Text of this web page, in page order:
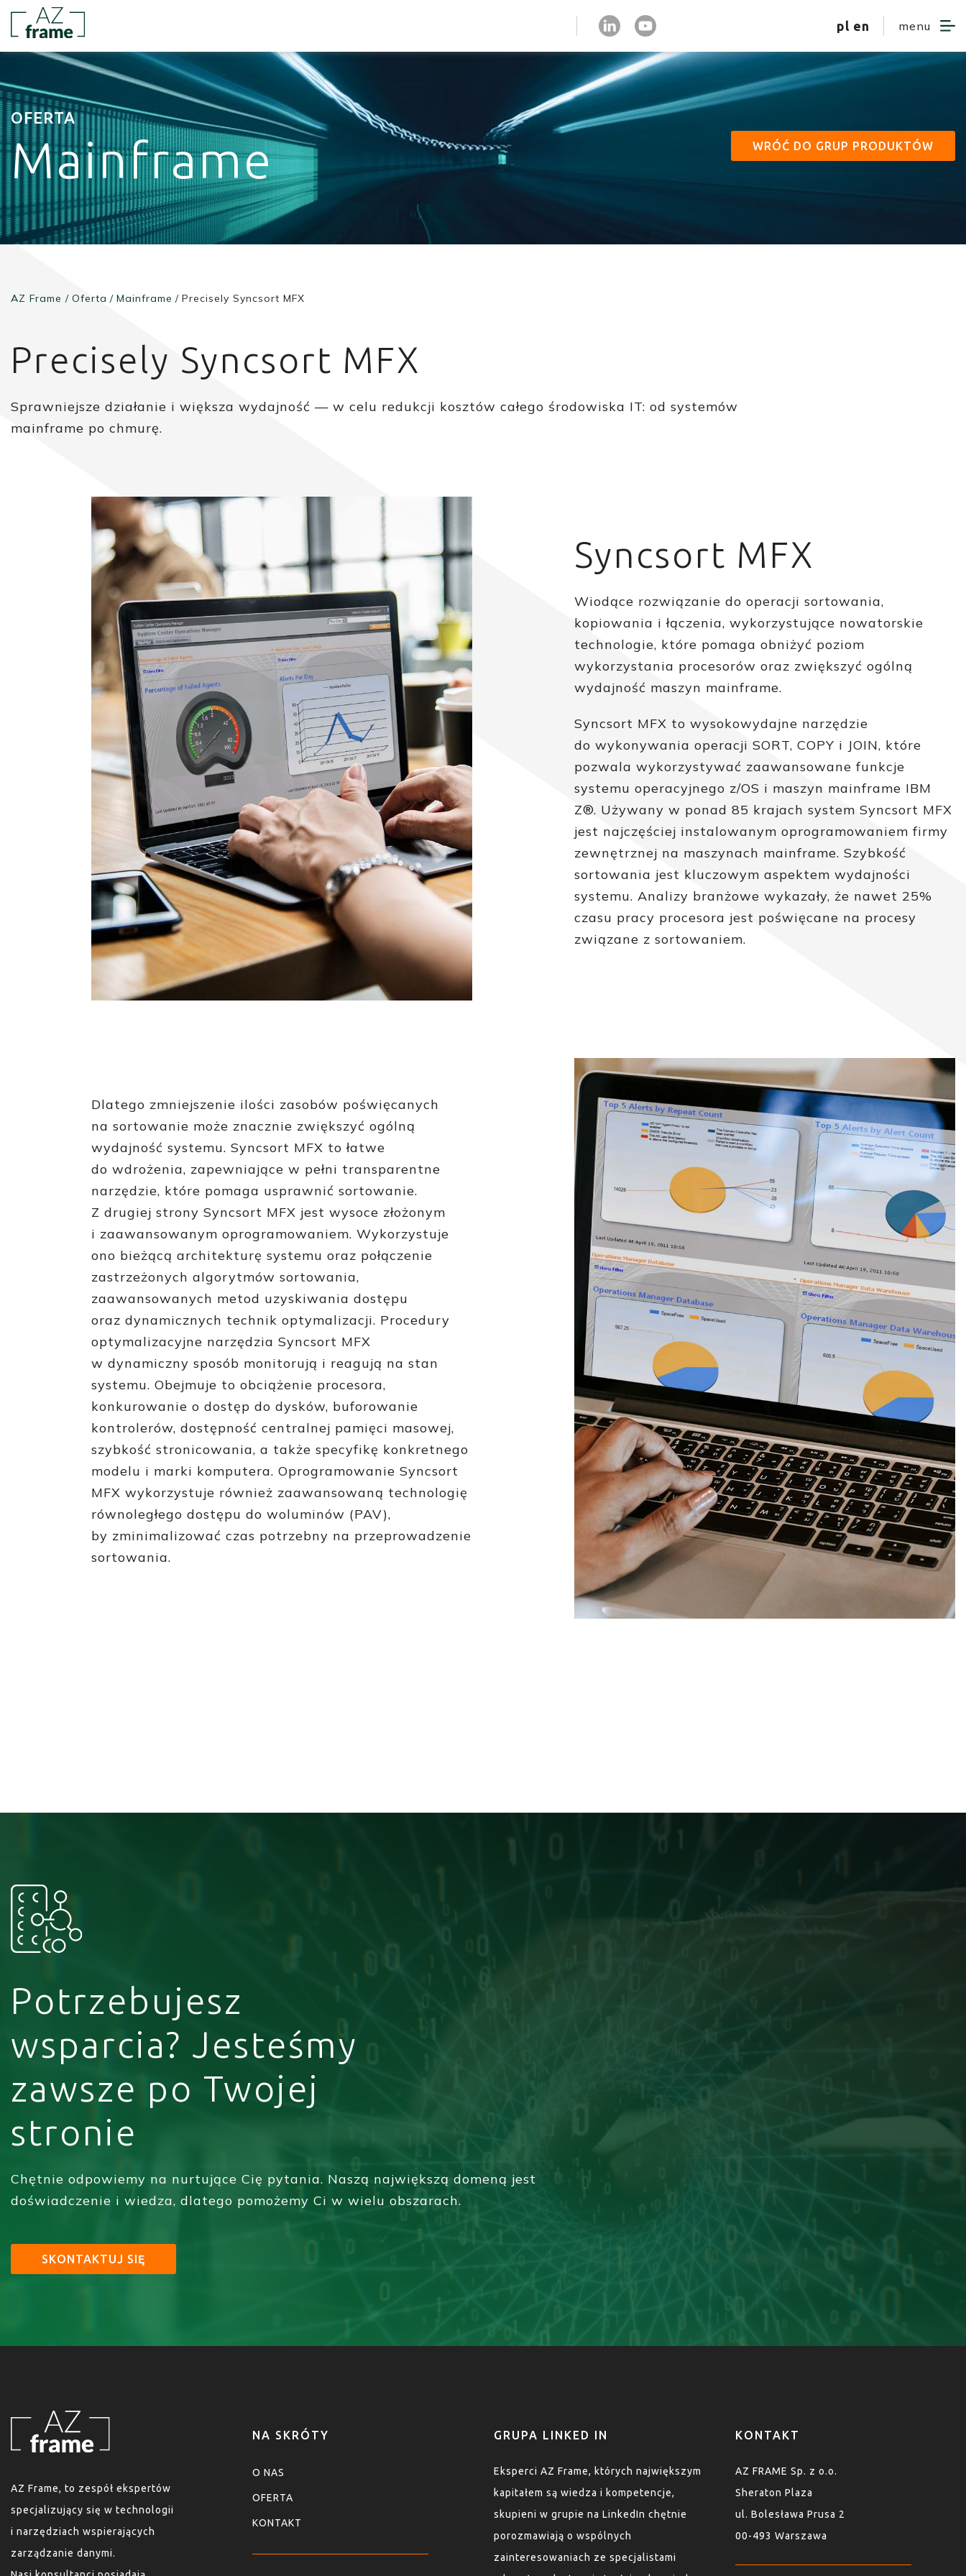
pl en menu
OFERTA
Mainframe WRÓĆ DO GRUP PRODUKTÓW
AZ Frame / Oferta / Mainframe / Precisely Syncsort MFX
Precisely Syncsort MFX
Sprawniejsze działanie i większa wydajność — w celu redukcji kosztów całego środowiska IT: od systemów
mainframe po chmurę.
Syncsort MFX
Wiodące rozwiązanie do operacji sortowania,
kopiowania i łączenia, wykorzystujące nowatorskie
technologie, które pomaga obniżyć poziom
wykorzystania procesorów oraz zwiększyć ogólną
wydajność maszyn mainframe.
Syncsort MFX to wysokowydajne narzędzie
do wykonywania operacji SORT, COPY i JOIN, które
pozwala wykorzystywać zaawansowane funkcje
systemu operacyjnego z/OS i maszyn mainframe IBM
Z®. Używany w ponad 85 krajach system Syncsort MFX
jest najczęściej instalowanym oprogramowaniem firmy
zewnętrznej na maszynach mainframe. Szybkość
sortowania jest kluczowym aspektem wydajności
systemu. Analizy branżowe wykazały, że nawet 25%
czasu pracy procesora jest poświęcane na procesy
związane z sortowaniem.
Dlatego zmniejszenie ilości zasobów poświęcanych
na sortowanie może znacznie zwiększyć ogólną
wydajność systemu. Syncsort MFX to łatwe
do wdrożenia, zapewniające w pełni transparentne
narzędzie, które pomaga usprawnić sortowanie.
Z drugiej strony Syncsort MFX jest wysoce złożonym
i zaawansowanym oprogramowaniem. Wykorzystuje
ono bieżącą architekturę systemu oraz połączenie
zastrzeżonych algorytmów sortowania,
zaawansowanych metod uzyskiwania dostępu
oraz dynamicznych technik optymalizacji. Procedury
optymalizacyjne narzędzia Syncsort MFX
w dynamiczny sposób monitorują i reagują na stan
systemu. Obejmuje to obciążenie procesora,
konkurowanie o dostęp do dysków, buforowanie
kontrolerów, dostępność centralnej pamięci masowej,
szybkość stronicowania, a także specyfikę konkretnego
modelu i marki komputera. Oprogramowanie Syncsort
MFX wykorzystuje również zaawansowaną technologię
równoległego dostępu do woluminów (PAV),
by zminimalizować czas potrzebny na przeprowadzenie
sortowania.
Potrzebujesz
wsparcia? Jesteśmy
zawsze po Twojej
stronie
Chętnie odpowiemy na nurtujące Cię pytania. Naszą największą domeną jest
doświadczenie i wiedza, dlatego pomożemy Ci w wielu obszarach.
SKONTAKTUJ SIĘ
AZ Frame, to zespół ekspertów
specjalizujący się w technologii
i narzędziach wspierających
zarządzanie danymi.
NA SKRÓTY
O NAS
OFERTA
KONTAKT
GRUPA LINKED IN
Eksperci AZ Frame, których największym
kapitałem są wiedza i kompetencje,
skupieni w grupie na LinkedIn chętnie
porozmawiają o wspólnych
zainteresowaniach ze specjalistami
KONTAKT
AZ FRAME Sp. z o.o.
Sheraton Plaza
ul. Bolesława Prusa 2
00-493 Warszawa